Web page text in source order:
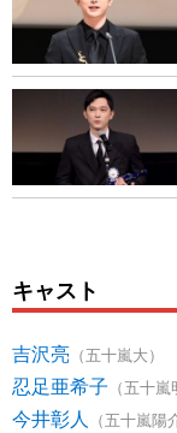
キャスト
吉沢亮 （五十嵐大）
忍足亜希子 （五十嵐
今井彰人 （五十嵐陽